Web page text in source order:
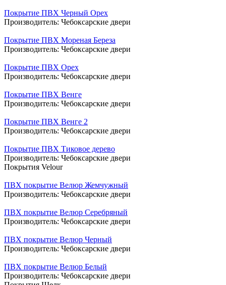
Покрытие ПВХ Черный Орех
Производитель: Чебоксарские двери
Покрытие ПВХ Мореная Береза
Производитель: Чебоксарские двери
Покрытие ПВХ Орех
Производитель: Чебоксарские двери
Покрытие ПВХ Венге
Производитель: Чебоксарские двери
Покрытие ПВХ Венге 2
Производитель: Чебоксарские двери
Покрытие ПВХ Тиковое дерево
Производитель: Чебоксарские двери
Покрытия Velour
ПВХ покрытие Велюр Жемчужный
Производитель: Чебоксарские двери
ПВХ покрытие Велюр Серебряный
Производитель: Чебоксарские двери
ПВХ покрытие Велюр Черный
Производитель: Чебоксарские двери
ПВХ покрытие Велюр Белый
Производитель: Чебоксарские двери